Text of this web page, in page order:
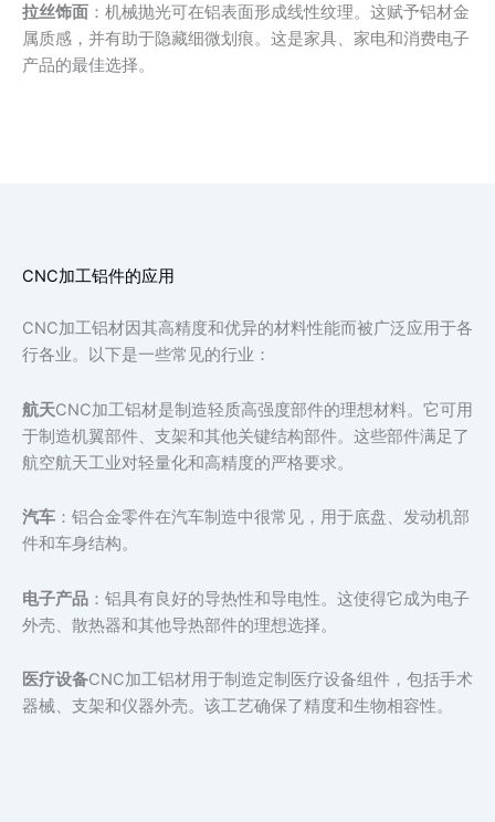
拉丝饰面 ：机械抛光可在铝表面形成线性纹理。这赋予铝材金
属质感，并有助于隐藏细微划痕。这是家具、家电和消费电子
产品的最佳选择。
CNC加工铝件的应用
CNC加工铝材因其高精度和优异的材料性能而被广泛应用于各
行各业。以下是一些常见的行业：
航天CNC加工铝材是制造轻质高强度部件的理想材料。它可用
于制造机翼部件、支架和其他关键结构部件。这些部件满足了
航空航天工业对轻量化和高精度的严格要求。
汽车 ：铝合金零件在汽车制造中很常见，用于底盘、发动机部
件和车身结构。
电子产品 ：铝具有良好的导热性和导电性。这使得它成为电子
外壳、散热器和其他导热部件的理想选择。
医疗设备CNC加工铝材用于制造定制医疗设备组件，包括手术
器械、支架和仪器外壳。该工艺确保了精度和生物相容性。